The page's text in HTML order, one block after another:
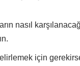
nasıl
için